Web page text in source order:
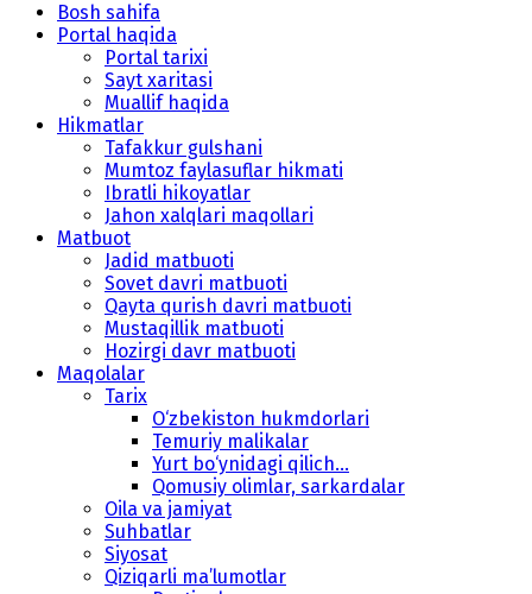
Bosh sahifa
Portal haqida
Portal tarixi
Sayt xaritasi
Muallif haqida
Hikmatlar
Tafakkur gulshani
Mumtoz faylasuflar hikmati
Ibratli hikoyatlar
Jahon xalqlari maqollari
Matbuot
Jadid matbuoti
Sovet davri matbuoti
Qayta qurish davri matbuoti
Mustaqillik matbuoti
Hozirgi davr matbuoti
Maqolalar
Tarix
O‘zbekiston hukmdorlari
Temuriy malikalar
Yurt bo‘ynidagi qilich...
Qomusiy olimlar, sarkardalar
Oila va jamiyat
Suhbatlar
Siyosat
Qiziqarli ma’lumotlar